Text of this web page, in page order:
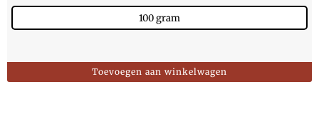
100 gram
Toevoegen aan winkelwagen